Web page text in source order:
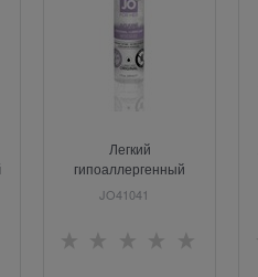
Легкий
гипоаллергенный
лубрикант JO AGAPE, 1
JO41041